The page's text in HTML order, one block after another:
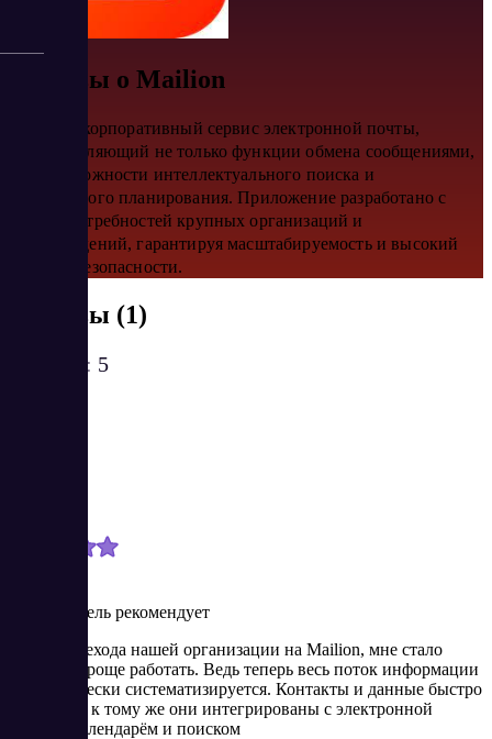
Отзывы о Mailion
Mailion – корпоративный сервис электронной почты,
предоставляющий не только функции обмена сообщениями,
но и возможности интеллектуального поиска и
календарного планирования. Приложение разработано с
учетом потребностей крупных организаций и
госучреждений, гарантируя масштабируемость и высокий
уровень безопасности.
Отзывы (1)
Рейтинг: 5
Пользователь рекомендует
После перехода нашей организации на Mailion, мне стало
намного проще работать. Ведь теперь весь поток информации
автоматически систематизируется. Контакты и данные быстро
находятся, к тому же они интегрированы с электронной
почтой, календарём и поиском